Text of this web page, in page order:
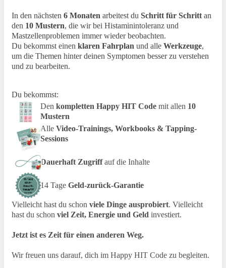
In den nächsten 6 Monaten arbeitest du Schritt für Schritt an
den 10 Mustern, die wir bei Histaminintoleranz und
Mastzellenproblemen immer wieder beobachten.
Du bekommst einen klaren Fahrplan und alle Werkzeuge,
um die Themen hinter deinen Symptomen besser zu verstehen
und zu bearbeiten.
Du bekommst:
Den kompletten Happy HIT Code mit allen 10
Mustern
Alle Video-Trainings, Workbooks & Tapping-
Sessions
Dauerhaft Zugriffauf die Inhalte
14 Tage Geld-zurück-Garantie
Vielleicht hast du schon viele Dinge ausprobiert. Vielleicht
hast du schon viel Zeit, Energie und Geld investiert.
Jetzt ist es Zeit für einen anderen Weg.
Wir freuen uns darauf, dich im Happy HIT Code zu begleiten.